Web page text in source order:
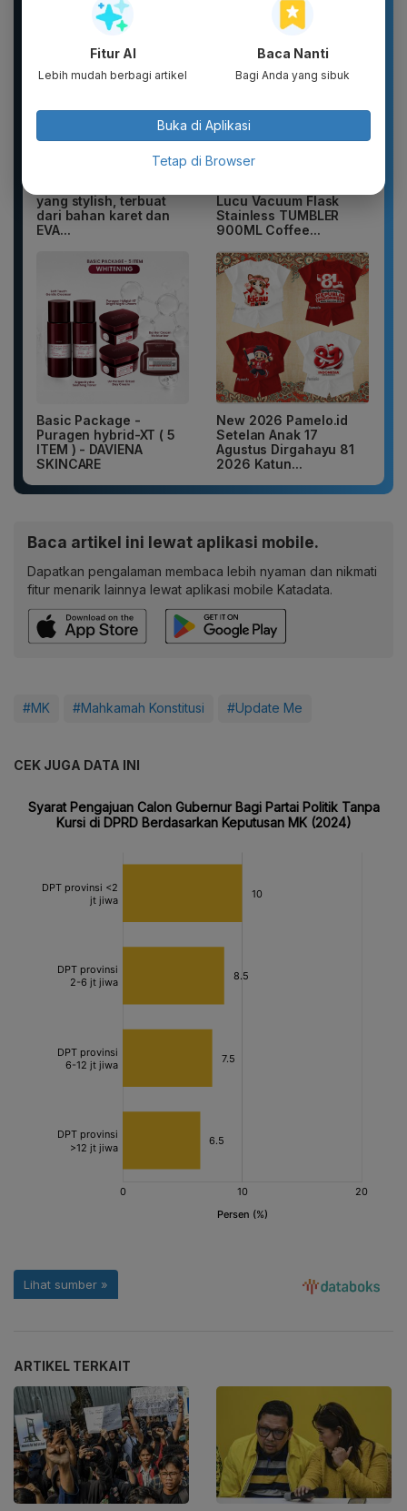
yang stylish, terbuat
dari bahan karet dan
EVA...
Lucu Vacuum Flask
Stainless TUMBLER
900ML Coffee...
Basic Package -
Puragen hybrid-XT ( 5
ITEM ) - DAVIENA
SKINCARE
New 2026 Pamelo.id
Setelan Anak 17
Agustus Dirgahayu 81
2026 Katun...
Baca artikel ini lewat aplikasi mobile.
Dapatkan pengalaman membaca lebih nyaman dan nikmati
fitur menarik lainnya lewat aplikasi mobile Katadata.
#MK #Mahkamah Konstitusi #Update Me
CEK JUGA DATA INI
ARTIKEL TERKAIT
Fitur AI
Lebih mudah berbagi artikel
Baca Nanti
Bagi Anda yang sibuk
Buka di Aplikasi
Tetap di Browser